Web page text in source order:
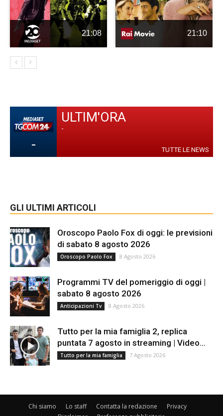
21:08 21:10
-
ULTIM'ORA
-
TUTTE LE NEWS
GLI ULTIMI ARTICOLI
Oroscopo Paolo Fox di oggi: le previsioni
di sabato 8 agosto 2026
Oroscopo Paolo Fox 8 Agosto 2026
Programmi TV del pomeriggio di oggi |
sabato 8 agosto 2026
Anticipazioni Tv 8 Agosto 2026
Tutto per la mia famiglia 2, replica
puntata 7 agosto in streaming | Video...
Tutto per la mia famiglia 7 Agosto 2026
Chi siamo Lo staff Contatta la redazione
Privacy